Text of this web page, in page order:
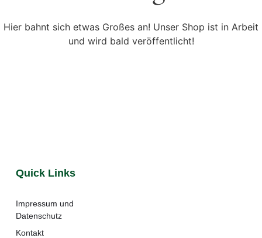
Hier bahnt sich etwas Großes an! Unser Shop ist in Arbeit
und wird bald veröffentlicht!
Quick Links
Impressum und
Datenschutz
Kontakt